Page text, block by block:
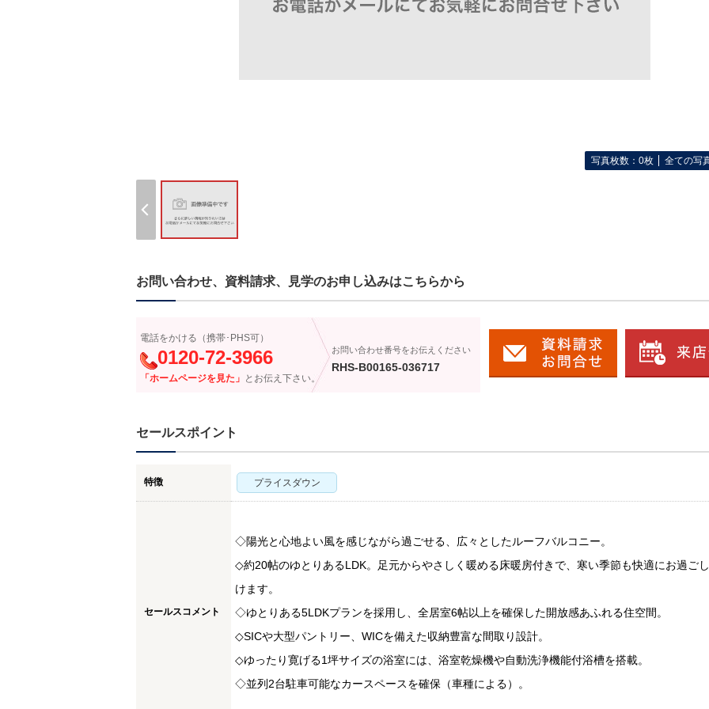
写真枚数：0枚 全ての写
お問い合わせ、資料請求、見学のお申し込みはこちらから
電話をかける（携帯･PHS可）
0120-72-3966
「ホームページを見た」 とお伝え下さい。
お問い合わせ番号をお伝えください
RHS-B00165-036717
セールスポイント
特徴 プライスダウン
セールスコメント
◇陽光と心地よい風を感じながら過ごせる、広々としたルーフバルコニー。
◇約20帖のゆとりあるLDK。足元からやさしく暖める床暖房付きで、寒い季節も快適にお過ご
けます。
◇ゆとりある5LDKプランを採用し、全居室6帖以上を確保した開放感あふれる住空間。
◇SICや大型パントリー、WICを備えた収納豊富な間取り設計。
◇ゆったり寛げる1坪サイズの浴室には、浴室乾燥機や自動洗浄機能付浴槽を搭載。
◇並列2台駐車可能なカースペースを確保（車種による）。